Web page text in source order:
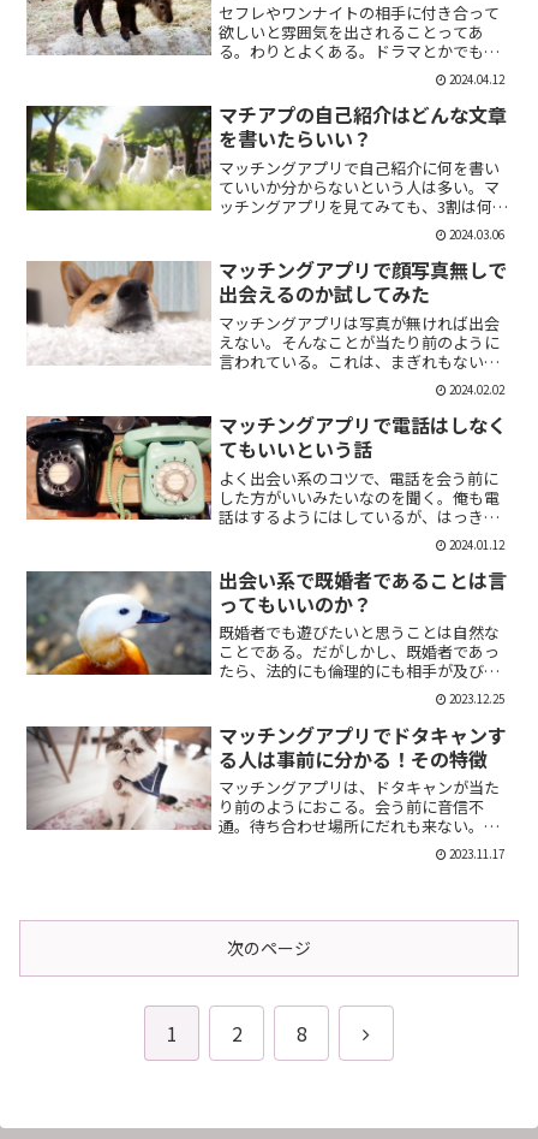
セフレやワンナイトの相手に付き合って
欲しいと雰囲気を出されることってあ
る。わりとよくある。ドラマとかでも、
「1回やっただけで恋人面するな。」みた
いなのがあるけど、現実でもよくある。
そんな時に、相手を気付つけずいかに波
風立てずに振るか。遊び人...
2024.04.12
マチアプの自己紹介はどんな文章
を書いたらいい？
マッチングアプリで自己紹介に何を書い
ていいか分からないという人は多い。マ
ッチングアプリを見てみても、3割は何も
書いていない人がいる。なかには、何を
書いていいか分かりませんー。とだけ書
いている人も。なので、今回の記事はマ
チアプのプロフィールの...
2024.03.06
マッチングアプリで顔写真無しで
出会えるのか試してみた
マッチングアプリは写真が無ければ出会
えない。そんなことが当たり前のように
言われている。これは、まぎれもない事
実だと思う。自分が使う時に写真を載せ
ていない人は無視するし、相手をするに
しても適当にあしらう。写真無しで出会
えるのは、お金が発生する...
2024.02.02
マッチングアプリで電話はしなく
てもいいという話
よく出会い系のコツで、電話を会う前に
した方がいいみたいなのを聞く。俺も電
話はするようにはしているが、はっきり
言っちゃうと電話なんていらない。よっ
ぽど話術や声に自信ある人だけすればい
いと思っている。では、その理由を語っ
ていこう。電話を嫌がる人...
2024.01.12
出会い系で既婚者であることは言
ってもいいのか？
既婚者でも遊びたいと思うことは自然な
ことである。だがしかし、既婚者であっ
たら、法的にも倫理的にも相手が及び腰
になることは明らかだ。では、既婚者で
あることを言わない方がいいのか。否、
それは違う。既婚者であることを伝える
メリット出会い系で既婚者...
2023.12.25
マッチングアプリでドタキャンす
る人は事前に分かる！その特徴
マッチングアプリは、ドタキャンが当た
り前のようにおこる。会う前に音信不
通。待ち合わせ場所にだれも来ない。そ
んなの普通だ。迷惑な話だが、このドタ
キャン野郎どもは見分けることができ
2023.11.17
次のページ
1 2 8
次